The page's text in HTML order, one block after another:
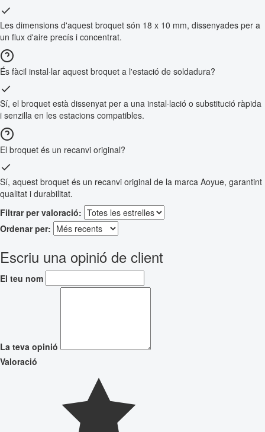
Les dimensions d'aquest broquet són 18 x 10 mm, dissenyades per a
un flux d'aire precís i concentrat.
És fàcil instal·lar aquest broquet a l'estació de soldadura?
Sí, el broquet està dissenyat per a una instal·lació o substitució ràpida
i senzilla en les estacions compatibles.
El broquet és un recanvi original?
Sí, aquest broquet és un recanvi original de la marca Aoyue, garantint
qualitat i durabilitat.
Filtrar per valoració:
Ordenar per:
Escriu una opinió de client
El teu nom
La teva opinió
Valoració